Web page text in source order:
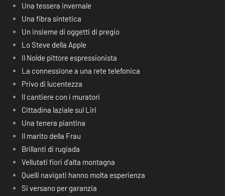
Una tessera invernale
Una fibra sintetica
Un insieme di oggetti di pregio
Lo Steve della Apple
Il Nolde pittore espressionista
La connessione a una rete telefonica
Privo di lucentezza
Il cantiere con i muratori
Cittadina laziale sul Liri
Una tenera piantina
Il marito della Frau
Brillanti di rugiada
Vellutati fiori d’alta montagna
Quelli navigati hanno molta esperienza
Si versano per garanzia